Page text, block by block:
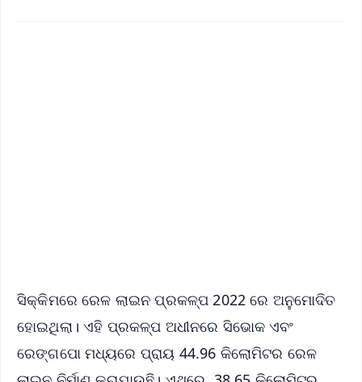
ସିକ୍କିମରେ ରେଳ ଲାଇନ ପ୍ରକଳ୍ପ 2022 ରେ ଅନୁମୋଦିତ
ହୋଇଥିଲା। ଏହି ପ୍ରକଳ୍ପ ଅଧୀନରେ ସିଭୋକ ଏବଂ
ରେଙ୍ଗପୋ ମଧ୍ୟରେ ପ୍ରାୟ 44.96 କିଲୋମିଟର ରେଳ